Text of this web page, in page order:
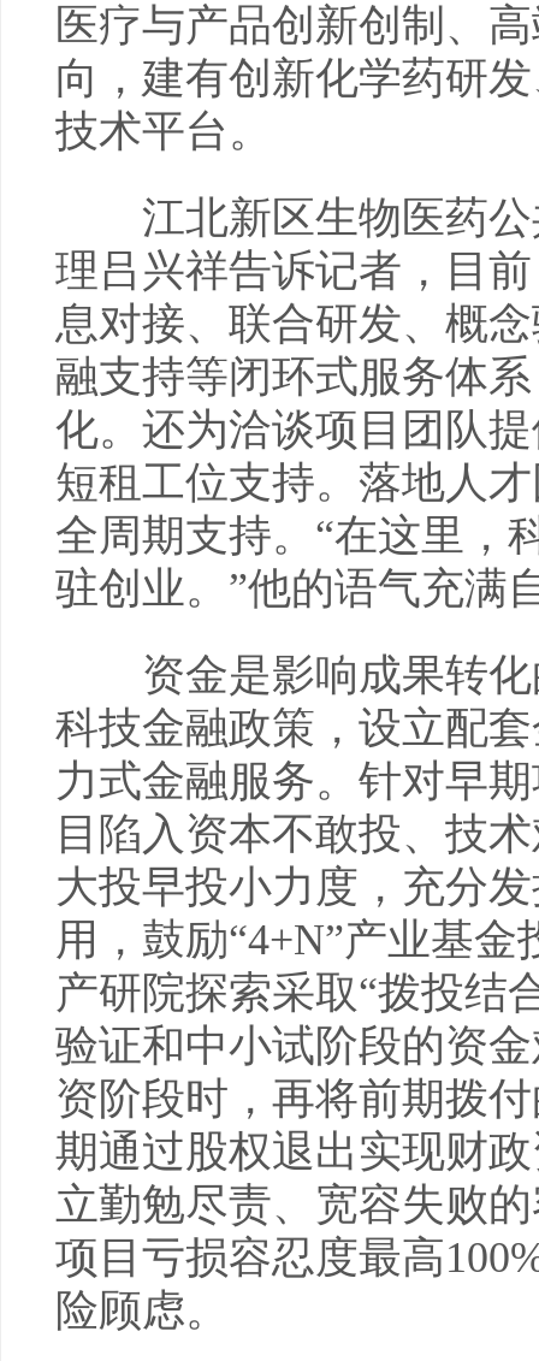
医疗与产品创新创制、
向，建有创新化学药研
技术平台。
江北新区生物医药公
理吕兴祥告诉记者，目
息对接、联合研发、概
融支持等闭环式服务体
化。还为洽谈项目团队
短租工位支持。落地人
全周期支持。“在这里，
驻创业。”他的语气充满
资金是影响成果转化
科技金融政策，设立配
力式金融服务。针对早
目陷入资本不敢投、技
大投早投小力度，充分
用，鼓励“4+N”产业基
产研院探索采取“拨投结
验证和中小试阶段的资
资阶段时，再将前期拨
期通过股权退出实现财
立勤勉尽责、宽容失败
项目亏损容忍度最高
险顾虑。